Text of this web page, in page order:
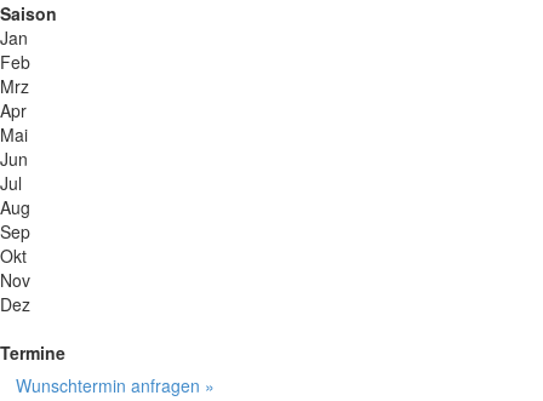
Saison
Jan
Feb
Mrz
Apr
Mai
Jun
Jul
Aug
Sep
Okt
Nov
Dez
Termine
Wunschtermin anfragen »